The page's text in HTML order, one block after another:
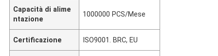
Capacità di alime
ntazione
1000000 PCS/Mese
Certificazione ISO9001. BRC, EU